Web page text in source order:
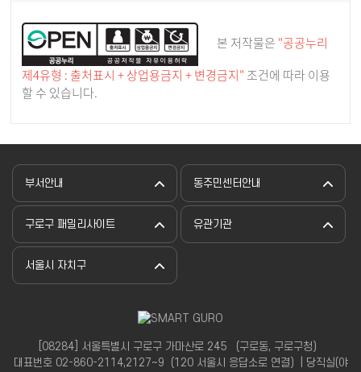
본 저작물은 "공공누리
제4유형 : 출처표시 + 상업용금지 + 변경금지" 조건에 따라 이용
할 수 있습니다.
부서안내 동주민센터안내
구로구 패밀리사이트 유관기관
서울시 자치구
[08284] 서울특별시 구로구 가마산로 245 （구로동, 구로구청）
대표번호 02-860-2114,2127~9（120 서울시 응답소로 연결）| 당직실(야